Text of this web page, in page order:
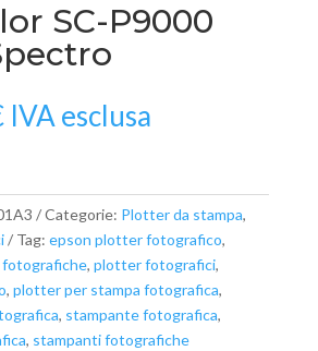
SC-P9000
IVA esclusa
Categorie: Plotter da stampa,
Tag: epson plotter fotografico,
fotografiche, plotter fotografici,
, plotter per stampa fotografica,
, stampante fotografica,
, stampanti fotografiche